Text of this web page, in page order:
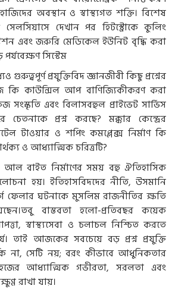
অবস্থান ও স্বাস্থ্যগত শক্তি। বিশেষ
দেখান পর হিটস্ট্রোকে কুলিং
এবং জরুরি মেডিকেল ইউনিট বৃদ্ধি করা
সিস্টেম
গুরুত্বপূর্ণ প্রযুক্তিবিদ জ্ঞানজীবী কিছু প্রশ্নের
কি কাউন্সিল আপ বাণিজ্যিকীকরণ করা
সংস্কৃতি এবং বিলাসবহুল প্রাইভেট সার্ভিস
চেতনাকে প্রশ্ন করছে? মক্কার কেন্দ্রের
টাওয়ার ও শপিং কমপ্লেক্স নির্মাণ কি
ও আধ্যাত্মিক চরিত্রটি?
বাইত নির্মাণের সময় বহু ঐতিহাসিক
হয়। ইতিহাসবিদদের নীতি, উসমানি
ফেলার ঘটনাকে মুসলিম রাজনীতির ক্ষতি
বাস্তবতা হলো-প্রতিবছর কয়েক
স্বাস্থ্যসেবা ও চলাচল নিশ্চিত করতে
তাই আজকের সবচেয়ে বড় প্রশ্ন প্রযুক্তি
না, সেটি নয়; বরং কীভাবে আধুনিকতার
আধ্যাত্মিক গভীরতা, সরলতা এবং
রাখা যায়।